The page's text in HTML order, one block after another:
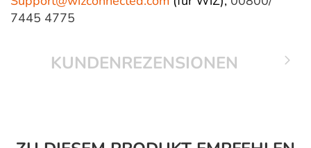
7445 4775
KUNDENREZENSIONEN